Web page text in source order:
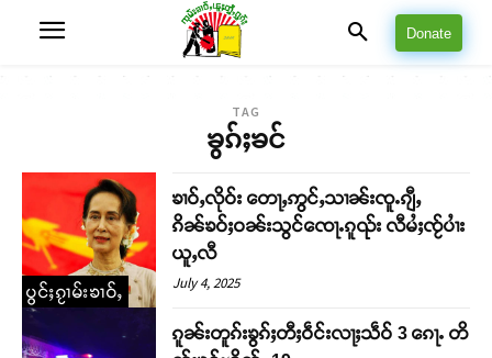
Donate
TAG
ၶွၵ်ႈၶင်
ပွင်ႈၵႂၢမ်းၶၢဝ်ႇ
ၶၢဝ်ႇလိုဝ်း တေႃႇဢွင်ႇသၢၼ်းၸူႉၵျီႇ
ၵိၼ်ၶဝ်ႈဝၼ်းသွင်ၸေႃႉၵူၺ်း လီမႆႈၸႂ်ပၢႆး
ယူႇလီ
July 4, 2025
ၵူၼ်းတူၵ်းၶွၵ်ႈတီႈဝဵင်းလႃႈသဵဝ် 3 ၵေႃႉ တိ